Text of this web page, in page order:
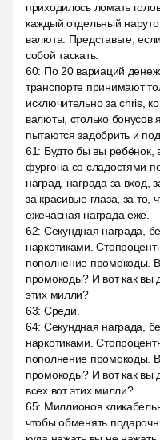
приходилось ломать
каждый отдельный
валюта. Представьте,
собой таскать.
60: По 20 вариаций
транспорте принимают
исключительно за chris,
валюты, столько бонусов
пытаются задобрить и
61: Будто бы вы ребёнок,
фургона со сладостями
наград, награда за вход,
за красивые глаза, за то,
ежечасная награда еже.
62: Секундная награда,
наркотиками.
пополнение промокоды.
промокоды? И вот как вы
этих милли?
63: Среди.
64: Секундная награда,
наркотиками.
пополнение промокоды.
промокоды? И вот как вы
всех вот этих милли?
65: Миллионов
чтобы обменять